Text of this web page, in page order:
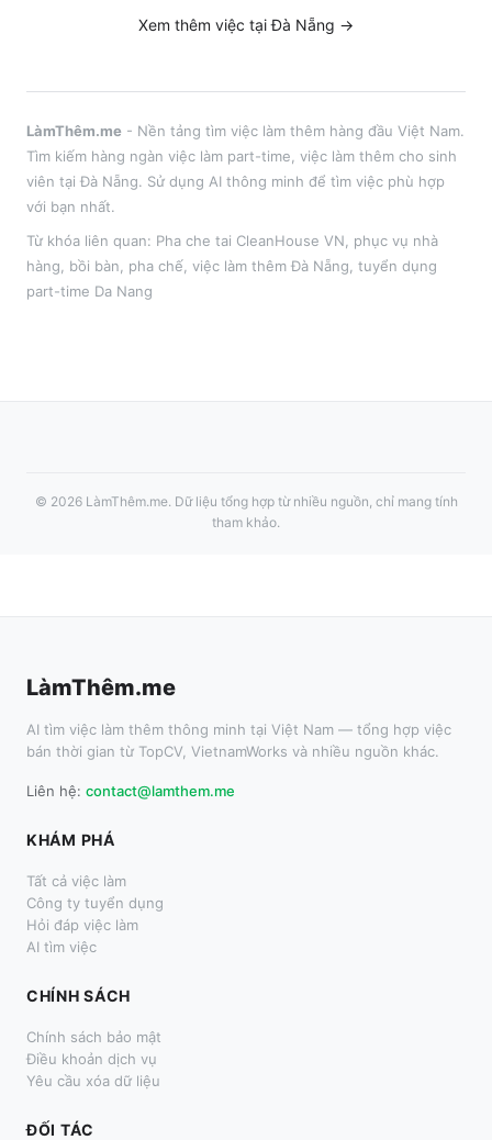
Xem thêm việc tạiĐà Nẵng →
LàmThêm.me - Nền tảng tìm việc làm thêm hàng đầu Việt Nam.
Tìm kiếm hàng ngàn việc làm part-time, việc làm thêm cho sinh
viên tại Đà Nẵng. Sử dụng AI thông minh để tìm việc phù hợp
với bạn nhất.
Từ khóa liên quan: Pha che tai CleanHouse VN
phục vụ nhà
hàng, bồi bàn, pha chế , việc làm thêm Đà Nẵng , tuyển dụng
part-time Da Nang
© 2026 LàmThêm.me. Dữ liệu tổng hợp từ nhiều nguồn, chỉ mang tính
tham khảo.
LàmThêm.me
AI tìm việc làm thêm thông minh tại Việt Nam — tổng hợp việc
bán thời gian từ TopCV, VietnamWorks và nhiều nguồn khác.
Liên hệ: contact@lamthem.me
KHÁM PHÁ
Tất cả việc làm
Công ty tuyển dụng
Hỏi đáp việc làm
AI tìm việc
CHÍNH SÁCH
Chính sách bảo mật
Điều khoản dịch vụ
Yêu cầu xóa dữ liệu
ĐỐI TÁC